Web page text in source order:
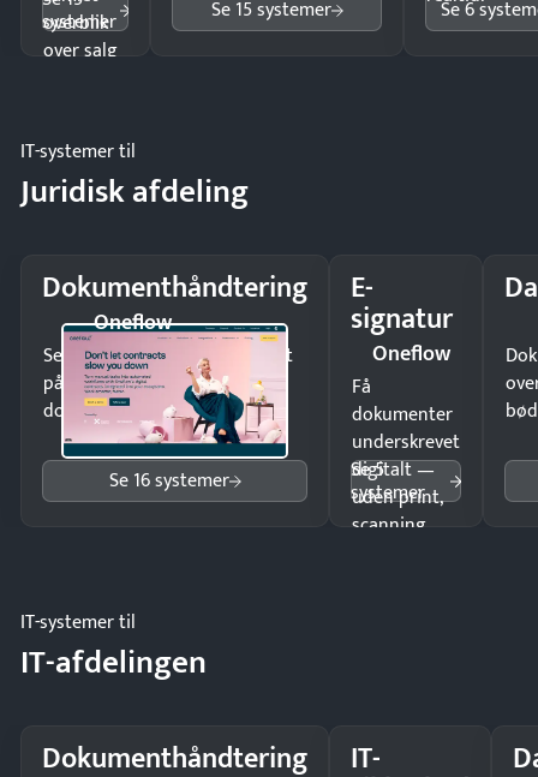
overblik
over salg
systemer
Se 15 systemer
Se 6
IT-systemer til
Juridisk afdeling
Dokumenthåndtering
Oneflow
Send kontrakter til underskrift
på minutter og mist ingen
dokumenter.
Se 16 systemer
E-
signatur
Oneflow
Få
dokumenter
underskrevet
digitalt —
uden print,
scanning
Se 5
systemer
IT-systemer til
IT-afdelingen
Dokumenthåndtering IT-